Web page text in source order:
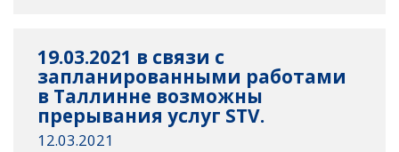
19.03.2021 в связи с
запланированными работами
в Таллинне возможны
прерывания услуг STV.
12.03.2021